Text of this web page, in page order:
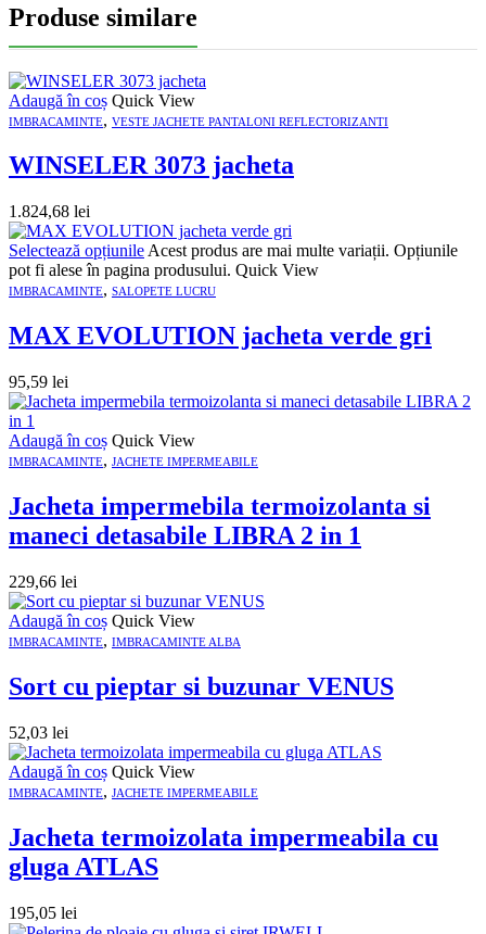
Produse similare
Adaugă în coș Quick View
IMBRACAMINTE, VESTE JACHETE PANTALONI REFLECTORIZANTI
WINSELER 3073 jacheta
1.824,68 lei
Selectează opțiunile Acest produs are mai multe variații. Opțiunile
pot fi alese în pagina produsului. Quick View
IMBRACAMINTE, SALOPETE LUCRU
MAX EVOLUTION jacheta verde gri
95,59 lei
Adaugă în coș Quick View
IMBRACAMINTE, JACHETE IMPERMEABILE
Jacheta impermebila termoizolanta si
maneci detasabile LIBRA 2 in 1
229,66 lei
Adaugă în coș Quick View
IMBRACAMINTE, IMBRACAMINTE ALBA
Sort cu pieptar si buzunar VENUS
52,03 lei
Adaugă în coș Quick View
IMBRACAMINTE, JACHETE IMPERMEABILE
Jacheta termoizolata impermeabila cu
gluga ATLAS
195,05 lei